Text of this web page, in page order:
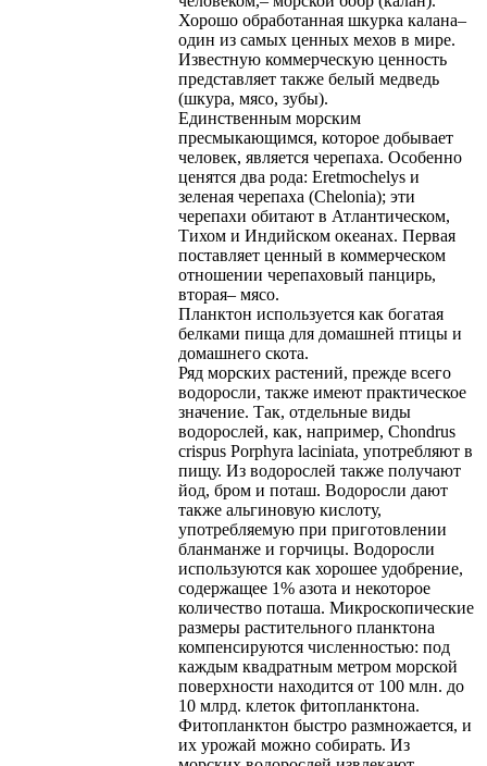
Хорошо обработанная шкурка калана–
один из самых ценных мехов в мире.
Известную коммерческую ценность
представляет также белый медведь
(шкура, мясо, зубы).
Единственным морским
пресмыкающимся, которое добывает
человек, является черепаха. Особенно
ценятся два рода: Eretmochelys и
зеленая черепаха (Chelonia); эти
черепахи обитают в Атлантическом,
Тихом и Индийском океанах. Первая
поставляет ценный в коммерческом
отношении черепаховый панцирь,
вторая– мясо.
Планктон используется как богатая
белками пища для домашней птицы и
домашнего скота.
Ряд морских растений, прежде всего
водоросли, также имеют практическое
значение. Так, отдельные виды
водорослей, как, например, Chondrus
crispus Porphyra laciniata, употребляют в
пищу. Из водорослей также получают
йод, бром и поташ. Водоросли дают
также альгиновую кислоту,
употребляемую при приготовлении
бланманже и горчицы. Водоросли
используются как хорошее удобрение,
содержащее 1% азота и некоторое
количество поташа. Микроскопические
размеры растительного планктона
компенсируются численностью: под
каждым квадратным метром морской
поверхности находится от 100 млн. до
10 млрд. клеток фитопланктона.
Фитопланктон быстро размножается, и
их урожай можно собирать. Из